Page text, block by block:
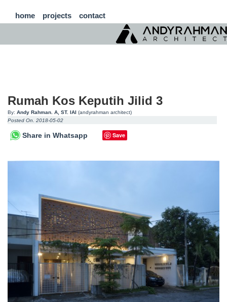
home projects contact
Rumah Kos Keputih Jilid 3
By: Andy Rahman. A, ST. IAI (andyrahman architect)
Posted On. 2018-05-02
Share in Whatsapp Save